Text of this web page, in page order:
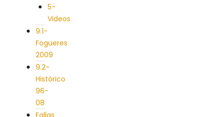
5-
Videos
9.1-
Fogueres
2009
9.2-
Histórico
96-
08
Fallas